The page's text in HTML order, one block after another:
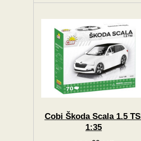
Cobi Škoda Scala 1.5 TSI
1:35